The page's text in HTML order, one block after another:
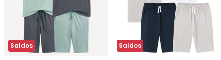
Saldos Saldos